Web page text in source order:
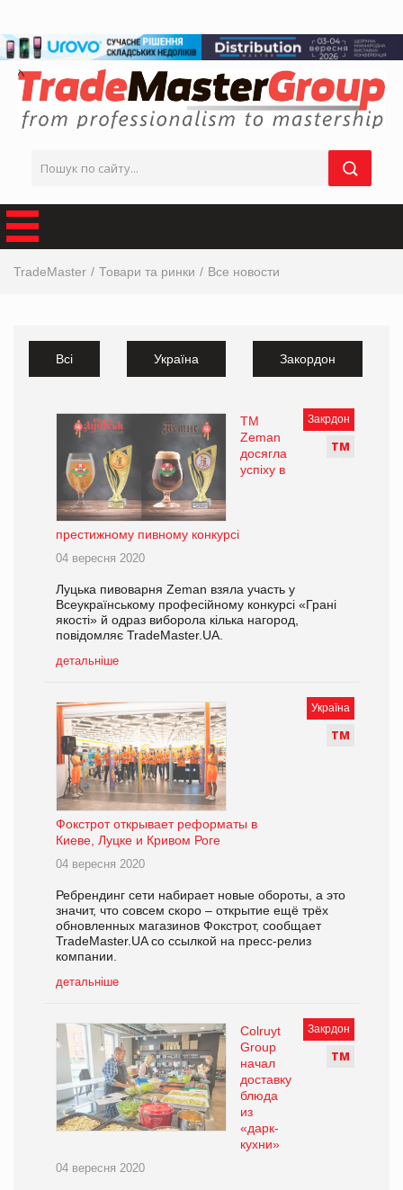
TradeMaster Товари та ринки Все новости
Всі Україна Закордон
Закрдон
ТМ
ТМ
Zeman
досягла
успіху в
престижному пивному конкурсі
04 вересня 2020
Луцька пивоварня Zeman взяла участь у
Всеукраїнському професійному конкурсі «Грані
якості» й одраз виборола кілька нагород,
повідомляє TradeMaster.UA.
детальніше
Україна
ТМ
Фокстрот открывает реформаты в
Киеве, Луцке и Кривом Роге
04 вересня 2020
Ребрендинг сети набирает новые обороты, а это
значит, что совсем скоро – открытие ещё трёх
обновленных магазинов Фокстрот, сообщает
TradeMaster.UA со ссылкой на пресс-релиз
компании.
детальніше
Закрдон
ТМ
Colruyt
Group
начал
доставку
блюда
из
«дарк-
кухни»
04 вересня 2020